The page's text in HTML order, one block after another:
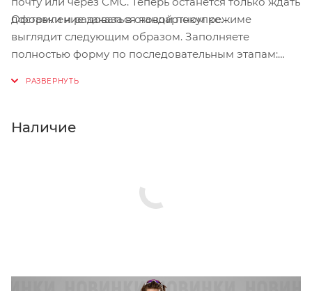
доставки и радоваться новой покупке.
Оформление заказа в стандартном режиме
выглядит следующим образом. Заполняете
полностью форму по последовательным этапам:
Нажмите кнопку «Оформить заказ».
Наличие